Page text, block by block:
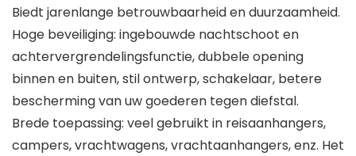
Biedt jarenlange betrouwbaarheid en duurzaamheid.
Hoge beveiliging: ingebouwde nachtschoot en
achtervergrendelingsfunctie, dubbele opening
binnen en buiten, stil ontwerp, schakelaar, betere
bescherming van uw goederen tegen diefstal.
Brede toepassing: veel gebruikt in reisaanhangers,
campers, vrachtwagens, vrachtaanhangers, enz. Het